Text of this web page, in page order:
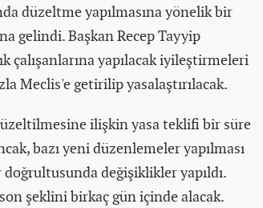
düzeltme yapılmasına yönelik bir
gelindi. Başkan Recep Tayyip
çalışanlarına yapılacak iyileştirmeleri
Meclis'e getirilip yasalaştırılacak.
ilişkin yasa teklifi bir süre
bazı yeni düzenlemeler yapılması
değişiklikler yapıldı.
şeklini birkaç gün içinde alacak.